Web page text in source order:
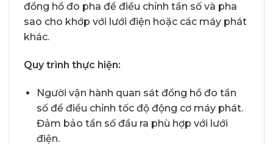
đồng hồ đo pha để điều chỉnh tần số và pha
sao cho khớp với lưới điện hoặc các máy phát
khác.
Quy trình thực hiện:
Người vận hành quan sát đồng hồ đo tần
số để điều chỉnh tốc độ động cơ máy phát.
Đảm bảo tần số đầu ra phù hợp với lưới
điện.